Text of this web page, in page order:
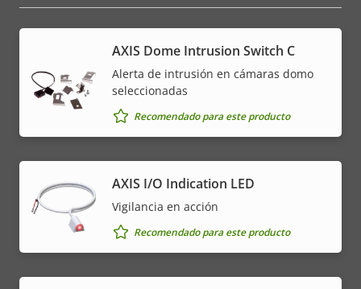
AXIS Dome Intrusion Switch C
Alerta de intrusión en cámaras domo
seleccionadas
Recomendado para este producto
AXIS I/O Indication LED
Vigilancia en acción
Recomendado para este producto